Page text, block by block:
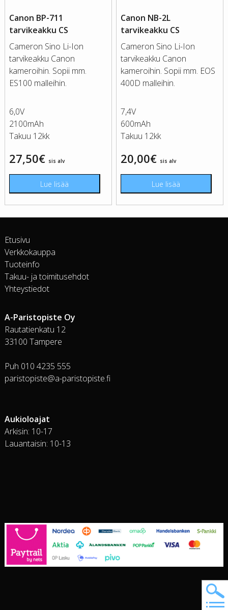
Canon BP-711
tarvikeakku CS
Cameron Sino Li-Ion
tarvikeakku Canon
kameroihin. Sopii mm.
ES100 malleihin.
6,0V
2100mAh
Takuu 12kk
27,50€ sis alv
Lue lisää
Canon NB-2L
tarvikeakku CS
Cameron Sino Li-Ion
tarvikeakku Canon
kameroihin. Sopii mm. EOS
400D malleihin.
7,4V
600mAh
Takuu 12kk
20,00€ sis alv
Lue lisää
Etusivu
Verkkokauppa
Tuoteinfo
Takuu- ja toimitusehdot
Yhteystiedot
A-Paristopiste Oy
Rautatienkatu 12
33100 Tampere
Puh 010 4235 555
paristopiste@a-paristopiste.fi
Aukioloajat
Arkisin: 10-17
Lauantaisin: 10-13